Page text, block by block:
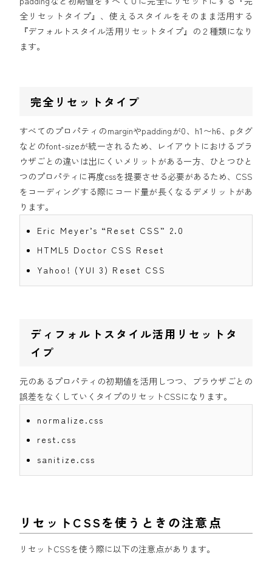
全リセットタイプ』、使えるスタイルをそのまま活用する
『デフォルトスタイル活用リセットタイプ』の２種類になり
ます。
完全リセットタイプ
すべてのプロパティのmarginやpaddingが0、h1〜h6、pタグ
などのfont-sizeが統一されるため、レイアウトにおけるブラ
ウザごとの違いは出にくいメリットがある一方、ひとつひと
つのプロパティに再度cssを提要させる必要があるため、CSS
をコーディングする際にコード量が長くなるデメリットがあ
ります。
Eric Meyer’s “Reset CSS” 2.0
HTML5 Doctor CSS Reset
Yahoo! (YUI 3) Reset CSS
ディフォルトスタイル活用リセットタ
イプ
元のあるプロパティの初期値を活用しつつ、ブラウザごとの
誤差をなくしていくタイプのリセットCSSになります。
normalize.css
rest.css
sanitize . css
リセットCSSを使うときの注意点
リセットCSSを使う際に以下の注意点があります。